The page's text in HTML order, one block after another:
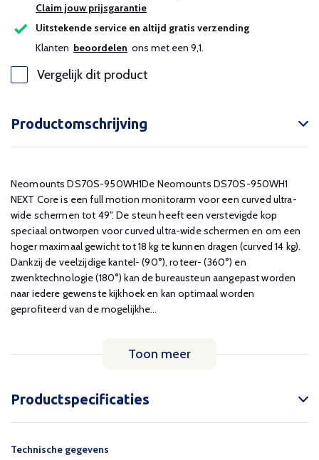
Claim jouw prijsgarantie
Uitstekende service en altijd gratis verzending
Klanten beoordelen ons met een 9,1.
Vergelijk dit product
Productomschrijving
Neomounts DS70S-950WH1De Neomounts DS70S-950WH1
NEXT Core is een full motion monitorarm voor een curved ultra-
wide schermen tot 49". De steun heeft een verstevigde kop
speciaal ontworpen voor curved ultra-wide schermen en om een
hoger maximaal gewicht tot 18 kg te kunnen dragen (curved 14 kg).
Dankzij de veelzijdige kantel- (90°), roteer- (360°) en
zwenktechnologie (180°) kan de bureausteun aangepast worden
naar iedere gewenste kijkhoek en kan optimaal worden
geprofiteerd van de mogelijkhe...
Toon meer
Productspecificaties
Technische gegevens